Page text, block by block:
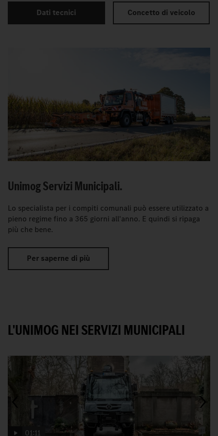
Dati tecnici Concetto di veicolo
Unimog Servizi Municipali.
Lo specialista per i compiti comunali può essere utilizzato a
pieno regime fino a 365 giorni all'anno. E quindi si ripaga
più che bene.
Per saperne di più
L'UNIMOG NEI SERVIZI MUNICIPALI
01:11